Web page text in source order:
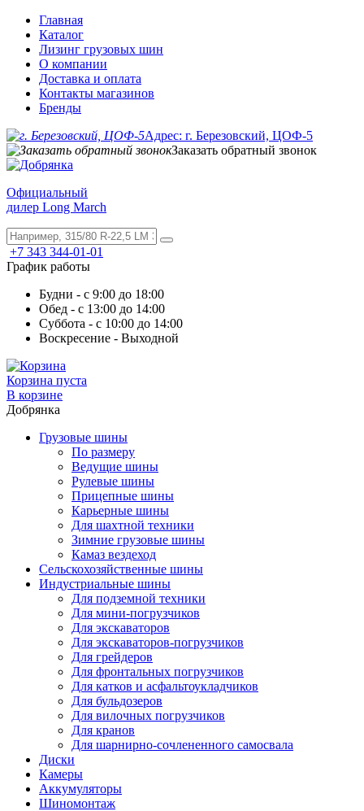
Главная
Каталог
Лизинг грузовых шин
О компании
Доставка и оплата
Контакты магазинов
Бренды
Адрес: г. Березовский, ЦОФ-5
Заказать обратный звонок
Официальный
дилер Long March
+7 343 344-01-01
График работы
Будни - с 9:00 до 18:00
Обед - с 13:00 до 14:00
Суббота - с 10:00 до 14:00
Воскресение - Выходной
Корзина пуста
В корзине
Добрянка
Грузовые шины
По размеру
Ведущие шины
Рулевые шины
Прицепные шины
Карьерные шины
Для шахтной техники
Зимние грузовые шины
Камаз вездеход
Сельскохозяйственные шины
Индустриальные шины
Для подземной техники
Для мини-погрузчиков
Для экскаваторов
Для экскаваторов-погрузчиков
Для грейдеров
Для фронтальных погрузчиков
Для катков и асфальтоукладчиков
Для бульдозеров
Для вилочных погрузчиков
Для кранов
Для шарнирно-сочлененного самосвала
Диски
Камеры
Аккумуляторы
Шиномонтаж